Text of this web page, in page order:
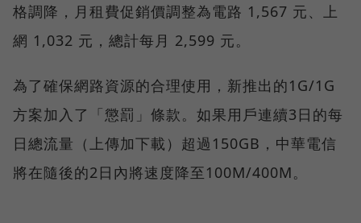
格調降，月租費促銷價調整為電路 1,567 元、上
網 1,032 元，總計每月 2,599 元。
為了確保網路資源的合理使用，新推出的1G/1G
方案加入了「懲罰」條款。如果用戶連續3日的每
日總流量（上傳加下載）超過150GB，中華電信
將在隨後的2日內將速度降至100M/400M。